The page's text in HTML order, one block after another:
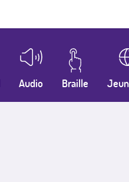
Audio Braille